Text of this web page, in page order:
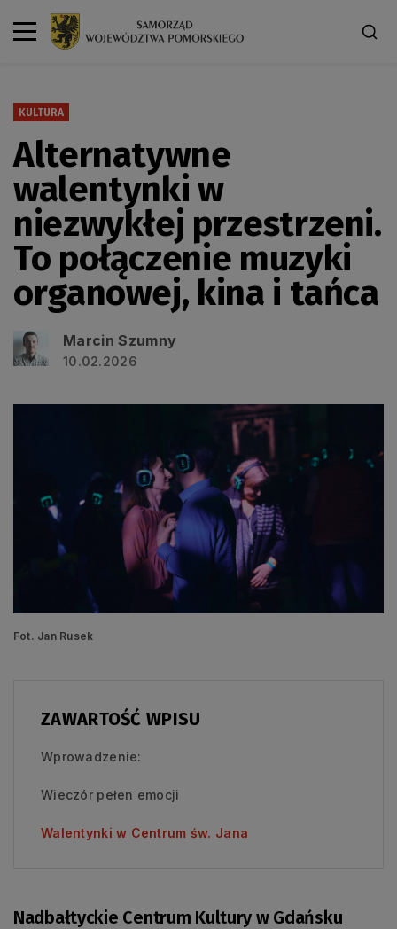
KULTURA
Alternatywne
walentynki w
niezwykłej przestrzeni.
To połączenie muzyki
organowej, kina i tańca
Marcin Szumny
10.02.2026
Fot. Jan Rusek
ZAWARTOŚĆ WPISU
Wprowadzenie:
Wieczór pełen emocji
Walentynki w Centrum św. Jana
Nadbałtyckie Centrum Kultury w Gdańsku